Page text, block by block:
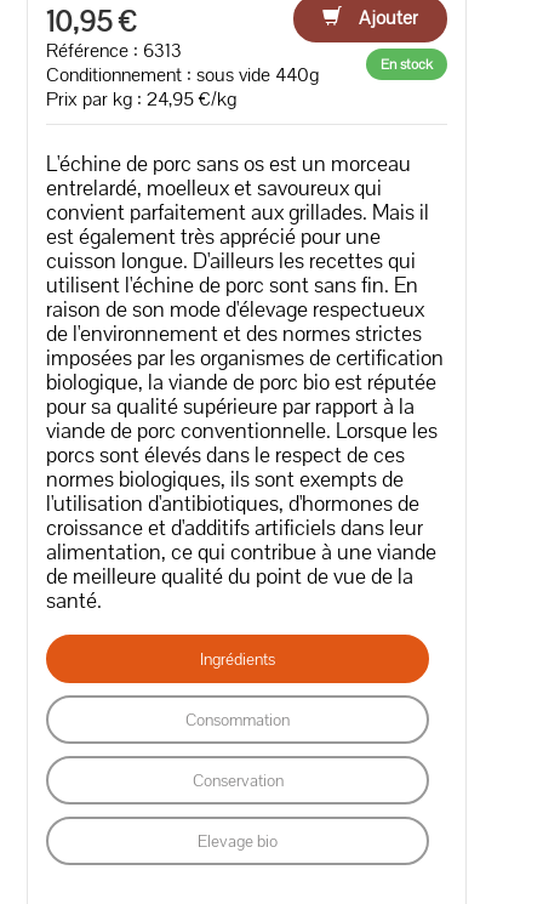
10,95 €
Ajouter
Référence : 6313
Conditionnement : sous vide 440g
Prix par kg : 24,95 €/kg
En stock
L'échine de porc sans os est un morceau
entrelardé, moelleux et savoureux qui
convient parfaitement aux grillades. Mais il
est également très apprécié pour une
cuisson longue. D'ailleurs les recettes qui
utilisent l'échine de porc sont sans fin. En
raison de son mode d'élevage respectueux
de l'environnement et des normes strictes
imposées par les organismes de certification
biologique, la viande de porc bio est réputée
pour sa qualité supérieure par rapport à la
viande de porc conventionnelle. Lorsque les
porcs sont élevés dans le respect de ces
normes biologiques, ils sont exempts de
l'utilisation d'antibiotiques, d'hormones de
croissance et d'additifs artificiels dans leur
alimentation, ce qui contribue à une viande
de meilleure qualité du point de vue de la
santé.
Ingrédients
Consommation
Conservation
Elevage bio